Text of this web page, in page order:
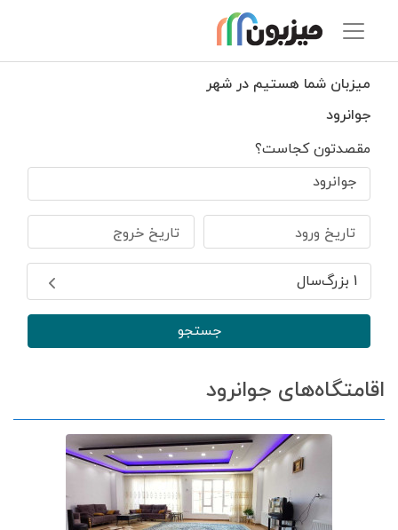
میزبان شما هستیم در شهر
جوانرود
مقصدتون کجاست؟
جوانرود
تاریخ ورود تاریخ خروج
1 بزرگ‌سال
جستجو
اقامتگاه‌های جوانرود